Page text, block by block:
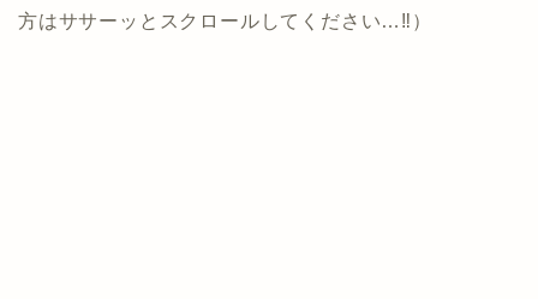
方はササーッとスクロールしてください…‼︎）